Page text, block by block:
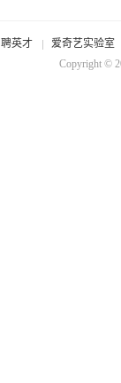
英才
爱奇艺实验室
Copyright ©